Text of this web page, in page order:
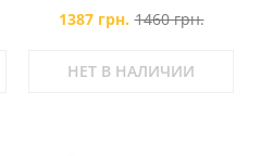
1387 грн. 1460 грн.
НЕТ В НАЛИЧИИ